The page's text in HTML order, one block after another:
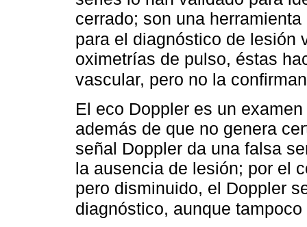
cerrado; son una
para el diagnóstico de lesión
oximetrías de pulso, éstas
vascular, pero no la
El eco Doppler es un
además de que no genera
señal Doppler da una falsa
la ausencia de lesión; por el
pero disminuido, el Doppler
diagnóstico, aunque